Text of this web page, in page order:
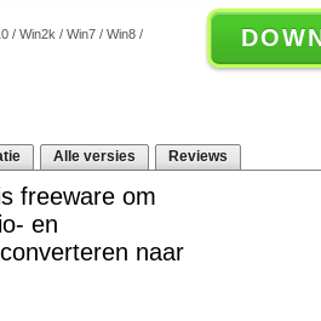
/ Win2k / Win7 / Win8 /
Alle versies Reviews
freeware om
en
naar